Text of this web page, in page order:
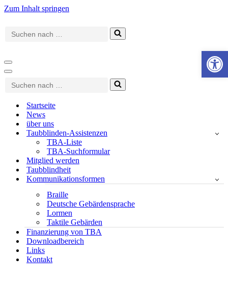
Zum Inhalt springen
Suchen
nach …
Navigationsmenü
Navigationsmenü
Suchen
nach …
Startseite
News
über uns
Taubblinden-Assistenzen
TBA-Liste
TBA-Suchformular
Mitglied werden
Taubblindheit
Kommunikationsformen
Braille
Deutsche Gebärdensprache
Lormen
Taktile Gebärden
Finanzierung von TBA
Downloadbereich
Links
Kontakt